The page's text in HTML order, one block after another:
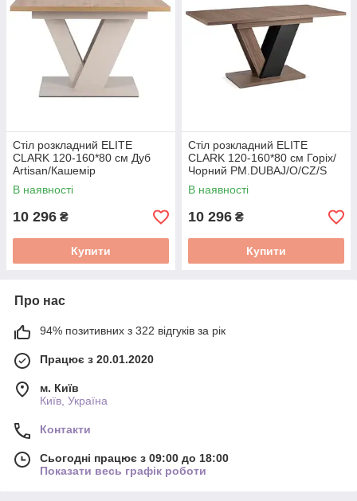
Стіл розкладний ELITE
CLARK 120-160*80 см Дуб
Artisan/Кашемір
PM.DUBAJ/A/KASZ/S
В наявності
10 296 ₴
Купити
Стіл розкладний ELITE
CLARK 120-160*80 см Горіх/
Чорний PM.DUBAJ/O/CZ/S
В наявності
10 296 ₴
Купити
Про нас
94% позитивних з 322 відгуків за рік
Працює з 20.01.2020
м. Київ
Київ, Україна
Контакти
Сьогодні працює з 09:00 до 18:00
Показати весь графік роботи